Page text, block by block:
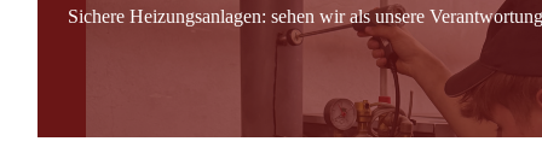
Sichere Heizungsanlagen: sehen wir als unsere